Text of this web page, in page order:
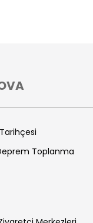
Toplanma